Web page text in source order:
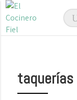
taquerías